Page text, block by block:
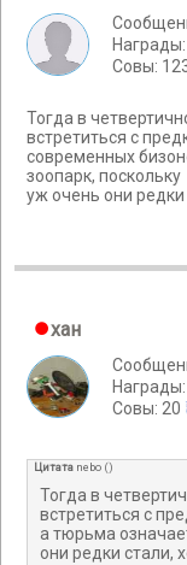
Cовы:
Тогда в
встретиться с
современных
зоопарк, поскольку
уж очень они редки
хан
Cовы: 20
Цитата nebo ()
Тогда в
встретиться с
а тюрьма
они редки стали,